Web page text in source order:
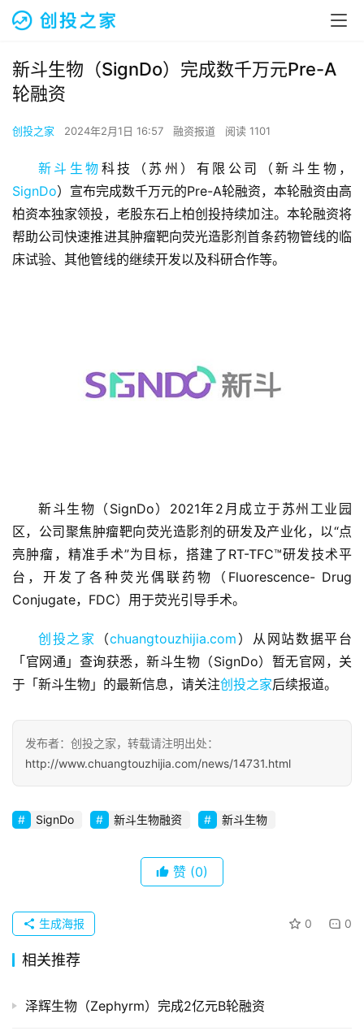
融
资
报
商
业
察
初
创
业
布
并
重
登录
投稿
新斗生物（SignDo）完成数千万元Pre-A
轮融资
创投之家 2024年2月1日 16:57 融资报道 阅读 1101
新斗生物 科技（苏州）有限公司（新斗生物，
SignDo）宣布完成数千万元的Pre-A轮融资，本轮融资由高
柏资本独家领投，老股东石上柏创投持续加注。本轮融资将
帮助公司快速推进其肿瘤靶向荧光造影剂首条药物管线的临
床试验、其他管线的继续开发以及科研合作等。
新斗生物（SignDo）2021年2月成立于苏州工业园
区，公司聚焦肿瘤靶向荧光造影剂的研发及产业化，以“点
亮肿瘤，精准手术”为目标，搭建了RT-TFC™研发技术平
台，开发了各种荧光偶联药物（Fluorescence- Drug
Conjugate，FDC）用于荧光引导手术。
创投之家 （chuangtouzhijia.com ）从网站数据平台
「官网通」查询获悉，新斗生物（SignDo）暂无官网，关
于「新斗生物」的最新信息，请关注创投之家后续报道。
发布者：创投之家，转载请注明出处：
http://www.chuangtouzhijia.com/news/14731.html
SignDo 新斗生物融资 新斗生物
赞 (0)
0 0
生成海报
相关推荐
泽辉生物（Zephyrm）完成2亿元B轮融资